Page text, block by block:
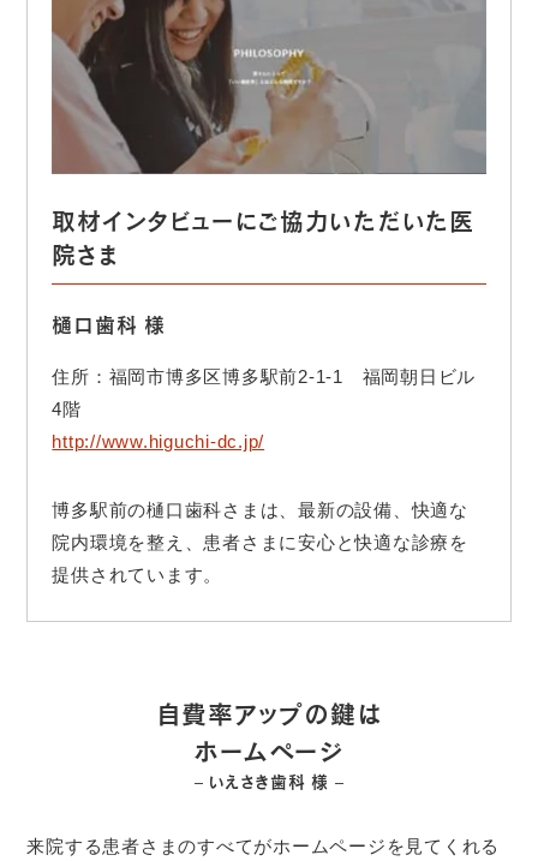
取材インタビューにご協力いただいた医
院さま
樋口歯科 様
住所：福岡市博多区博多駅前2-1-1 福岡朝日ビル
4階
http://www.higuchi-dc.jp/
博多駅前の樋口歯科さまは、最新の設備、快適な
院内環境を整え、患者さまに安心と快適な診療を
提供されています。
自費率アップの鍵は
ホームページ
– いえさき歯科 様 –
来院する患者さまのすべてがホームページを見てくれる